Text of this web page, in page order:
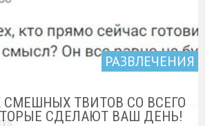
РАЗВЛЕЧЕНИЯ
СМЕШНЫХ ТВИТОВ СО ВСЕГО
СДЕЛАЮТ ВАШ ДЕНЬ!